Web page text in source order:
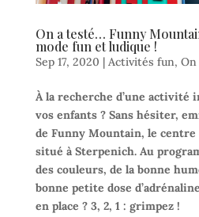
On a testé… Funny
mode fun et ludique !
Sep 17, 2020 | Activités fun,
À la recherche d’une
vos enfants ? Sans hésiter,
de Funny Mountain, le centre
situé à Sterpenich. Au
des couleurs, de la bonne
bonne petite dose
en place ? 3, 2, 1 : grimpez !